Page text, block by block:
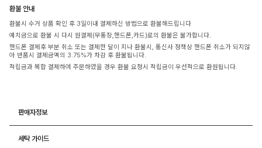
환불 안내
환불시 수거 상품 확인 후 3일이내 결제하신 방법으로 환불해드립니다
예치금으로 환불 시 다시 원결제(무통장,핸드폰,카드)로의 환불은 불가합니다.
핸드폰 결제후 부분 취소 또는 결제한 달이 지나 환불시, 통신사 정책상 핸드폰 취소가 되지않
아 반품시 결제금액의 3.75%가 차감 후 환불됩니다.
적립금과 복합 결제하여 주문하였을 경우 환불 요청시 적립금이 우선적으로 환원됩니다.
판매자정보
세탁 가이드